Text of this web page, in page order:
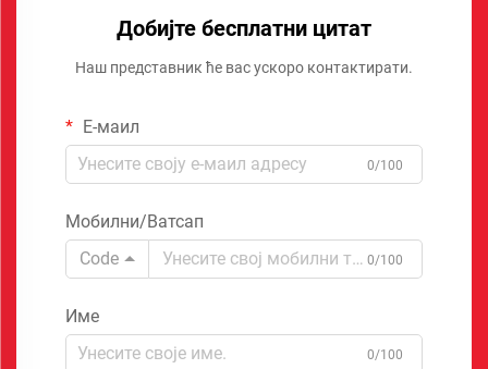
Добијте бесплатни цитат
Наш представник ће вас ускоро контактирати.
Е-маил
0/100
Мобилни/Ватсап
Code
0/100
Име
0/100